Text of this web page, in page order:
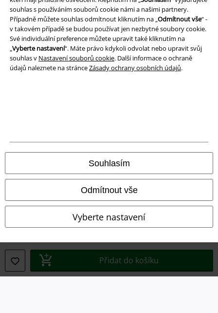
souhlas s používáním souborů cookie námi a našimi partnery.
Případně můžete souhlas odmítnout kliknutím na „Odmítnout vše“ -
v takovém případě se budou používat jen nezbytné soubory cookie.
Své individuální preference můžete upravit také kliknutím na
„Vyberte nastavení“. Máte právo kdykoli odvolat nebo upravit svůj
souhlas v Nastavení souborů cookie. Další informace o ochraně
údajů naleznete na stránceZásady ochrany osobních údajů.
Souhlasím
Odmítnout vše
Vyberte nastavení
Přidat do košíku
Ochrana osobních údajů
Likvidace odpadu a ochrana životního prostředí
Informace o přístupnosti
Nastavení souborů cookie
Odstoupení od smlouvy